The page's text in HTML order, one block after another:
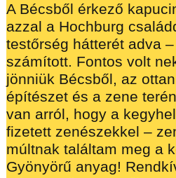
A Bécsből érkező
azzal a Hochburg
testőrség hátterét adva
számított. Fontos volt
jönniük Bécsből, az
építészet és a zene
van arról, hogy a
fizetett zenészekkel –
múltnak találtam meg a
Gyönyörű anyag!